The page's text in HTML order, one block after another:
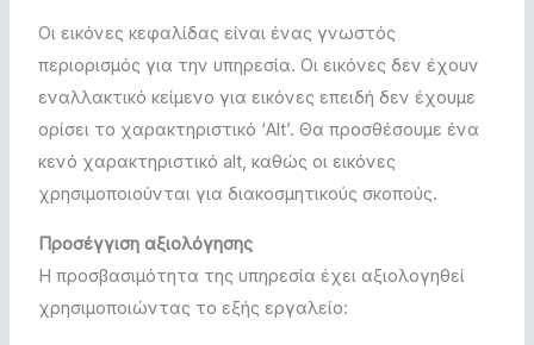
Οι εικόνες κεφαλίδας είναι ένας γνωστός
περιορισμός για την υπηρεσία. Οι εικόνες δεν έχουν
εναλλακτικό κείμενο για εικόνες επειδή δεν έχουμε
ορίσει το χαρακτηριστικό ‘Αlt’. Θα προσθέσουμε ένα
κενό χαρακτηριστικό alt, καθώς οι εικόνες
χρησιμοποιούνται για διακοσμητικούς σκοπούς.
Προσέγγιση αξιολόγησης
Η προσβασιμότητα της υπηρεσία έχει αξιολογηθεί
χρησιμοποιώντας το εξής εργαλείο: